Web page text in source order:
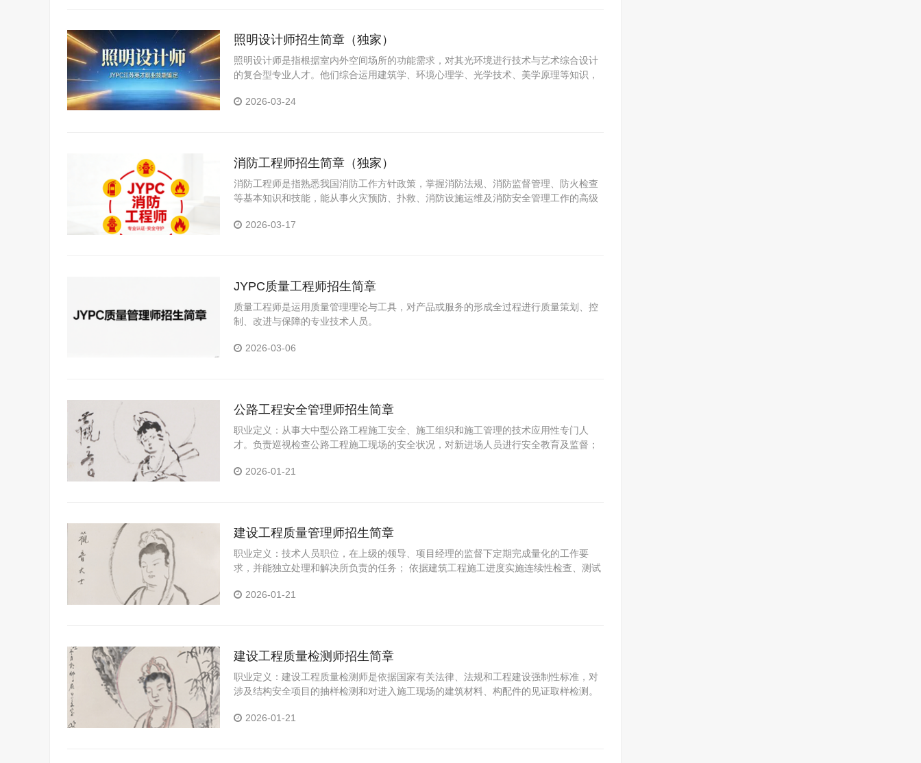
照明设计师招生简章（独家）
照明设计师是指根据室内外空间场所的功能需求，对其光环境进行技术与艺术综合设计
的复合型专业人才。他们综合运用建筑学、环境心理学、光学技术、美学原理等知识，
研与分析、照明创意设计、效果图绘制、照明设备选型、供
2026-03-24
消防工程师招生简章（独家）
消防工程师是指熟悉我国消防工作方针政策，掌握消防法规、消防监督管理、防火检查
等基本知识和技能，能从事火灾预防、扑救、消防设施运维及消防安全管理工作的高级
2026-03-17
JYPC质量工程师招生简章
质量工程师是运用质量管理理论与工具，对产品或服务的形成全过程进行质量策划、控
制、改进与保障的专业技术人员。
2026-03-06
公路工程安全管理师招生简章
职业定义：从事大中型公路工程施工安全、施工组织和施工管理的技术应用性专门人
才。负责巡视检查公路工程施工现场的安全状况，对新进场人员进行安全教育及监督；
理或相关领导汇报并有权要求立即停止公路工程施工作业。有权检查与安全相关的内业
2026-01-21
建设工程质量管理师招生简章
职业定义：技术人员职位，在上级的领导、项目经理的监督下定期完成量化的工作要
求，并能独立处理和解决所负责的任务； 依据建筑工程施工进度实施连续性检查、测试
在施工过程中各工序的质量检查； 对建筑工程原材料的样本测试和质量检测； 负责建筑
2026-01-21
建设工程质量检测师招生简章
职业定义：建设工程质量检测师是依据国家有关法律、法规和工程建设强制性标准，对
涉及结构安全项目的抽样检测和对进入施工现场的建筑材料、构配件的见证取样检测。
制性标准的情况，以及涉及结构安全检测结果的不合格情况，及时报告工程所在地建设
2026-01-21